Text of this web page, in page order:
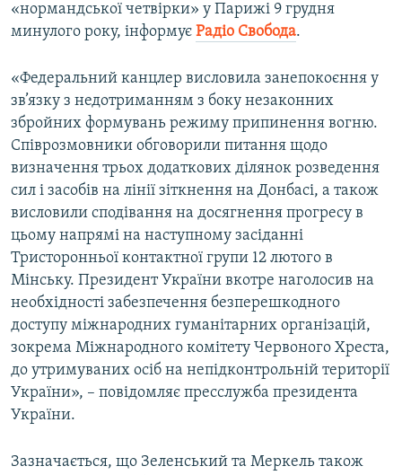
«нормандської четвірки» у Парижі 9 грудня
минулого року, інформує Радіо Свобода.
«Федеральний канцлер висловила занепокоєння у
зв’язку з недотриманням з боку незаконних
збройних формувань режиму припинення вогню.
Співрозмовники обговорили питання щодо
визначення трьох додаткових ділянок розведення
сил і засобів на лінії зіткнення на Донбасі, а також
висловили сподівання на досягнення прогресу в
цьому напрямі на наступному засіданні
Тристоронньої контактної групи 12 лютого в
Мінську. Президент України вкотре наголосив на
необхідності забезпечення безперешкодного
доступу міжнародних гуманітарних організацій,
зокрема Міжнародного комітету Червоного Хреста,
до утримуваних осіб на непідконтрольній території
України», – повідомляє пресслужба президента
України.
Зазначається, що Зеленський та Меркель також